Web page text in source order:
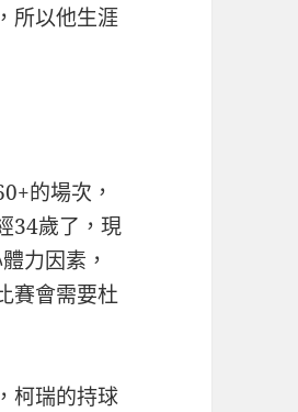
所以他生涯
的場次，
34歲了，現
力因素，
賽會需要杜
柯瑞的持球